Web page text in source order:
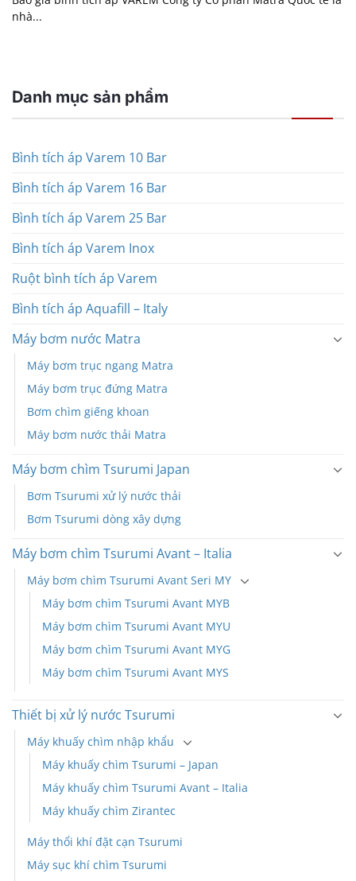
nhà...
Danh mục sản phẩm
Bình tích áp Varem 10 Bar
Bình tích áp Varem 16 Bar
Bình tích áp Varem 25 Bar
Bình tích áp Varem Inox
Ruột bình tích áp Varem
Bình tích áp Aquafill – Italy
Máy bơm nước Matra
Máy bơm trục ngang Matra
Máy bơm trục đứng Matra
Bơm chìm giếng khoan
Máy bơm nước thải Matra
Máy bơm chìm Tsurumi Japan
Bơm Tsurumi xử lý nước thải
Bơm Tsurumi dòng xây dựng
Máy bơm chìm Tsurumi Avant – Italia
Máy bơm chìm Tsurumi Avant Seri MY
Máy bơm chìm Tsurumi Avant MYB
Máy bơm chìm Tsurumi Avant MYU
Máy bơm chìm Tsurumi Avant MYG
Máy bơm chìm Tsurumi Avant MYS
Thiết bị xử lý nước Tsurumi
Máy khuấy chìm nhập khẩu
Máy khuấy chìm Tsurumi – Japan
Máy khuấy chìm Tsurumi Avant – Italia
Máy khuấy chìm Zirantec
Máy thổi khí đặt cạn Tsurumi
Máy sục khí chìm Tsurumi